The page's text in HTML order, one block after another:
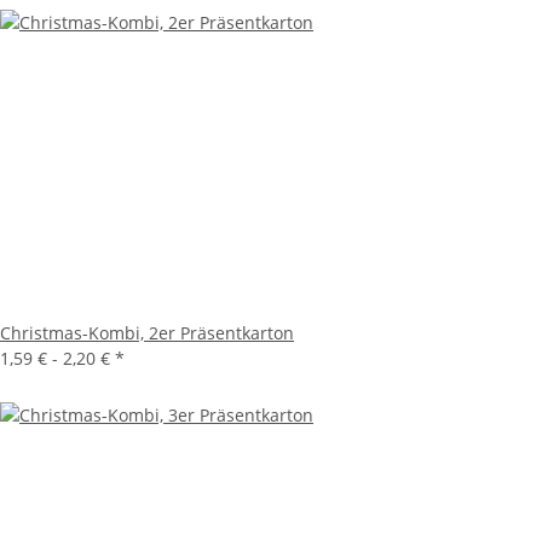
Christmas-Kombi, 2er Präsentkarton
1,59 € - 2,20 € *